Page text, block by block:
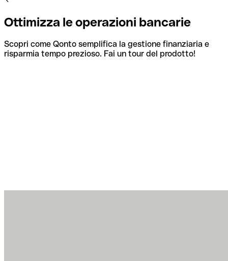
Ottimizza le operazioni bancarie
Scopri come Qonto semplifica la gestione finanziaria e
risparmia tempo prezioso. Fai un tour del prodotto!